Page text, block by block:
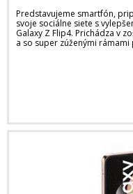
Predstavujeme smartfón,
svoje sociálne siete s
Galaxy Z Flip4. Prichádza v
a so super zúženými